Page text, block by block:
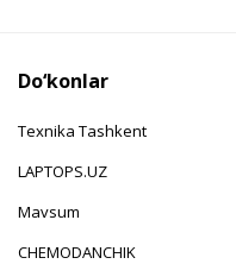
Do‘konlar
Texnika Tashkent
LAPTOPS.UZ
Mavsum
CHEMODANCHIK